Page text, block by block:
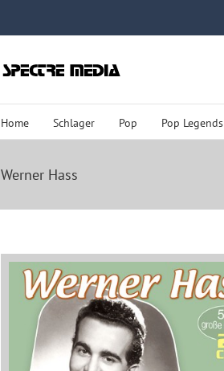
Home Schlager Pop Pop Legends
Werner Hass